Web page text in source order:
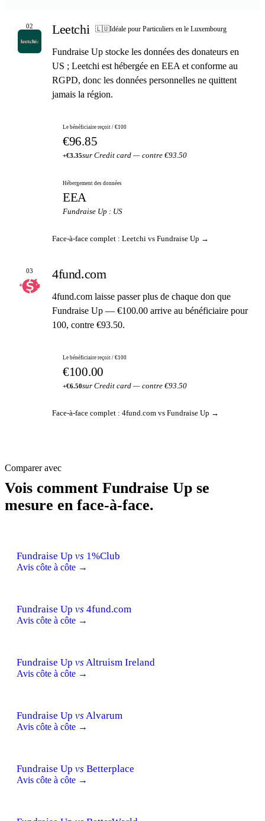
02 Leetchi 🇱🇺Idéale pour Particuliers en le Luxembourg
Fundraise Up stocke les données des donateurs en
US ; Leetchi est hébergée en EEA et conforme au
RGPD, donc les données personnelles ne quittent
jamais la région.
Le bénéficiaire reçoit / €100
€96.85
+€3.35sur Credit card — contre €93.50
Hébergement des données
EEA
Fundraise Up : US
Face-à-face complet : Leetchi vs Fundraise Up →
03 4fund.com
4fund.com laisse passer plus de chaque don que
Fundraise Up — €100.00 arrive au bénéficiaire pour
100, contre €93.50.
Le bénéficiaire reçoit / €100
€100.00
+€6.50sur Credit card — contre €93.50
Face-à-face complet : 4fund.com vs Fundraise Up →
Comparer avec
Vois comment Fundraise Up se
mesure en face-à-face.
Fundraise Up vs 1%Club
Avis côte à côte →
Fundraise Up vs 4fund.com
Avis côte à côte →
Fundraise Up vs Altruism Ireland
Avis côte à côte →
Fundraise Up vs Alvarum
Avis côte à côte →
Fundraise Up vs Betterplace
Avis côte à côte →